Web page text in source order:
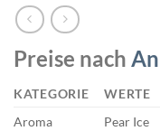
Preise nach
KATEGORIE
WERTE
Aroma
Pear Ice